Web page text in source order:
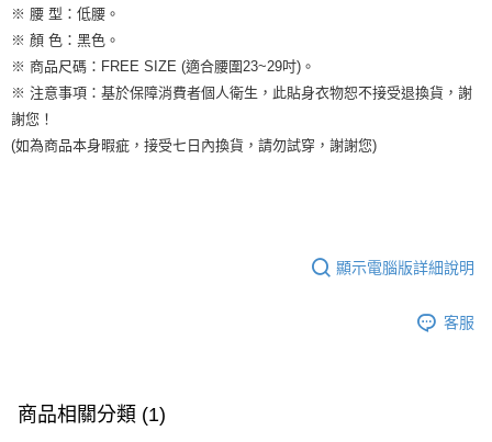
※ 腰 型：低腰。
※ 顏 色：黑色。
※ 商品尺碼：FREE SIZE (適合腰圍23~29吋)。
※ 注意事項：基於保障消費者個人衛生，此貼身衣物恕不接受退換貨，謝
謝您！
(如為商品本身暇疵，接受七日內換貨，請勿試穿，謝謝您)
顯示電腦版詳細說明
客服
商品相關分類 (1)